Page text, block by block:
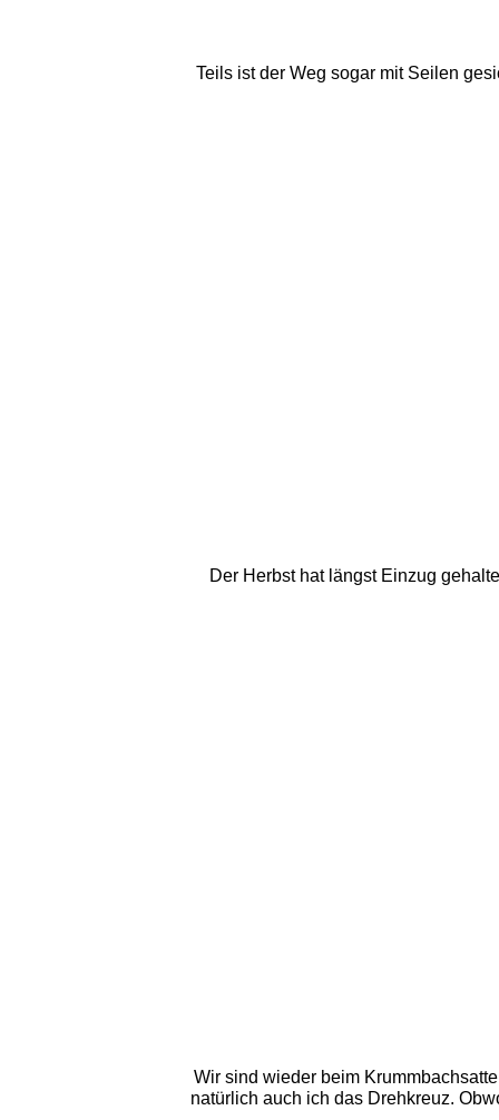
Der Herbst hat längst Einzug
Wir sind wieder beim
natürlich auch ich das Drehkreuz.
Teils ist der Weg sogar mit Seilen